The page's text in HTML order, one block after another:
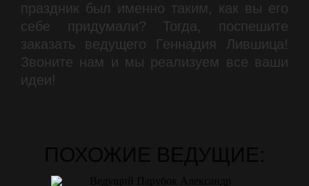
праздник был именно таким, как вы его
себе придумали? Тогда, поспешите
заказать ведущего Геннадия Лившица!
Звоните нам и мы реализуем все ваши
идеи!